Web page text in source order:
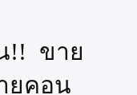
!! ขาย
ยคอน